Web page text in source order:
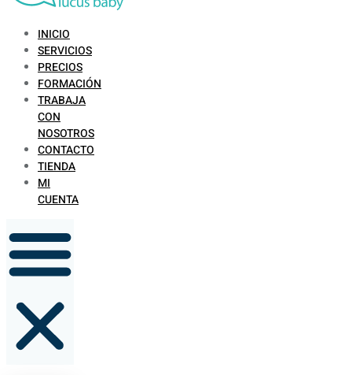
INICIO
SERVICIOS
PRECIOS
FORMACIÓN
TRABAJA
CON
NOSOTROS
CONTACTO
TIENDA
MI
CUENTA